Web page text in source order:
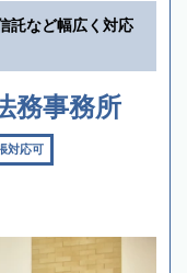
託など幅広く対応
務事務所
対応可